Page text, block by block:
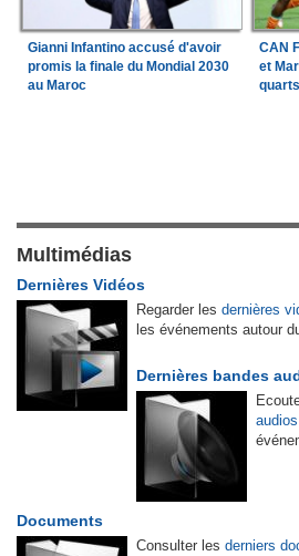
Gianni Infantino accusé d'avoir
promis la finale du Mondial 2030
au Maroc
CAN
et
quarts
Multimédias
Dernières Vidéos
Regarder les dernières
les événements autour
Dernières bandes
audios
Documents
Consulter les derniers